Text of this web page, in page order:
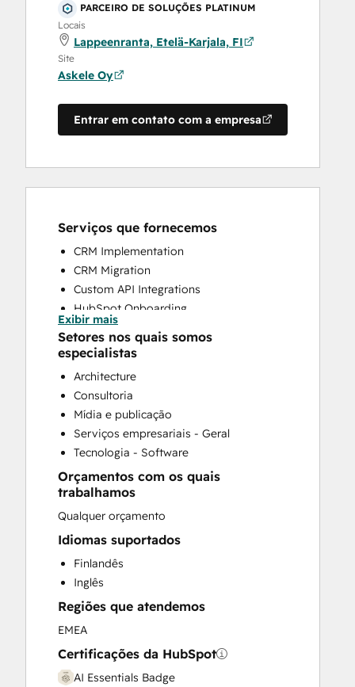
PARCEIRO DE SOLUÇÕES PLATINUM
Locais
Lappeenranta, Etelä-Karjala, FI
Site
Askele Oy
Entrar em contato com a empresa
Serviços que fornecemos
CRM Implementation
CRM Migration
Custom API Integrations
HubSpot Onboarding
Programmable Automation
Sales and Marketing Alignment
Sales Coaching and Training
Sales Enablement
Exibir mais
Setores nos quais somos
especialistas
Architecture
Consultoria
Mídia e publicação
Serviços empresariais - Geral
Tecnologia - Software
Orçamentos com os quais
trabalhamos
Qualquer orçamento
Idiomas suportados
Finlandês
Inglês
Regiões que atendemos
EMEA
Certificações da HubSpot
AI Essentials Badge